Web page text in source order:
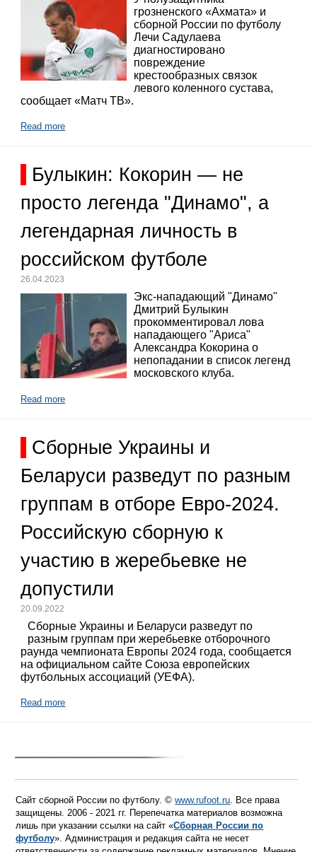
грозненского «Ахмата» и
сборной России по футболу
Лечи Садулаева
диагностировано
повреждение
крестообразных связок
левого коленного сустава,
сообщает «Матч ТВ».
Read more
Булыкин: Кокорин — не
просто легенда "Динамо", а
легендарная личность в
российском футболе
26.04.2023
Экс-нападающий "Динамо"
Дмитрий Булыкин
прокомментировал лова
нападающего "Ариса"
Александра Кокорина о
непопадании в список легенд
московского клуба.
Read more
Сборные Украины и
Беларуси разведут по разным
группам в отборе Евро-2024.
Российскую сборную к
участию в жеребьевке не
допустили
20.09.2022
Сборные Украины и Беларуси разведут по
разным группам при жеребьевке отборочного
раунда чемпионата Европы 2024 года, сообщается
на официальном сайте Союза европейских
футбольных ассоциаций (УЕФА).
Read more
Сайт сборной России по футболу. ©www.rufoot.ru. Все права
защищены. 2006 - 2021 гг. Перепечатка материалов возможна
лишь при указании ссылки на сайт «Сборная России по
футболу». Администрация и редакция сайта не несет